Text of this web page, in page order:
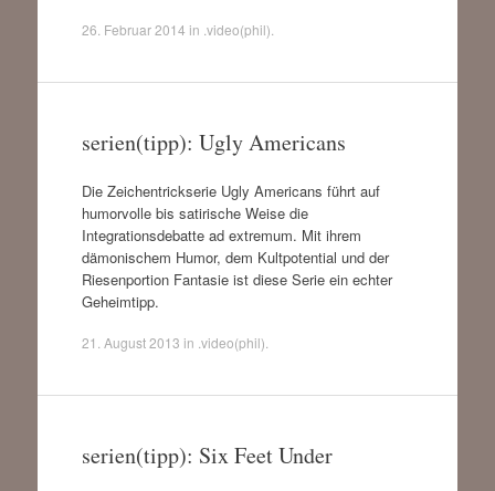
26. Februar 2014 in .video(phil)
serien(tipp): Ugly Americans
Die Zeichentrickserie Ugly Americans führt auf
humorvolle bis satirische Weise die
Integrationsdebatte ad extremum. Mit ihrem
dämonischem Humor, dem Kultpotential und der
Riesenportion Fantasie ist diese Serie ein echter
Geheimtipp.
21. August 2013 in .video(phil)
serien(tipp): Six Feet Under